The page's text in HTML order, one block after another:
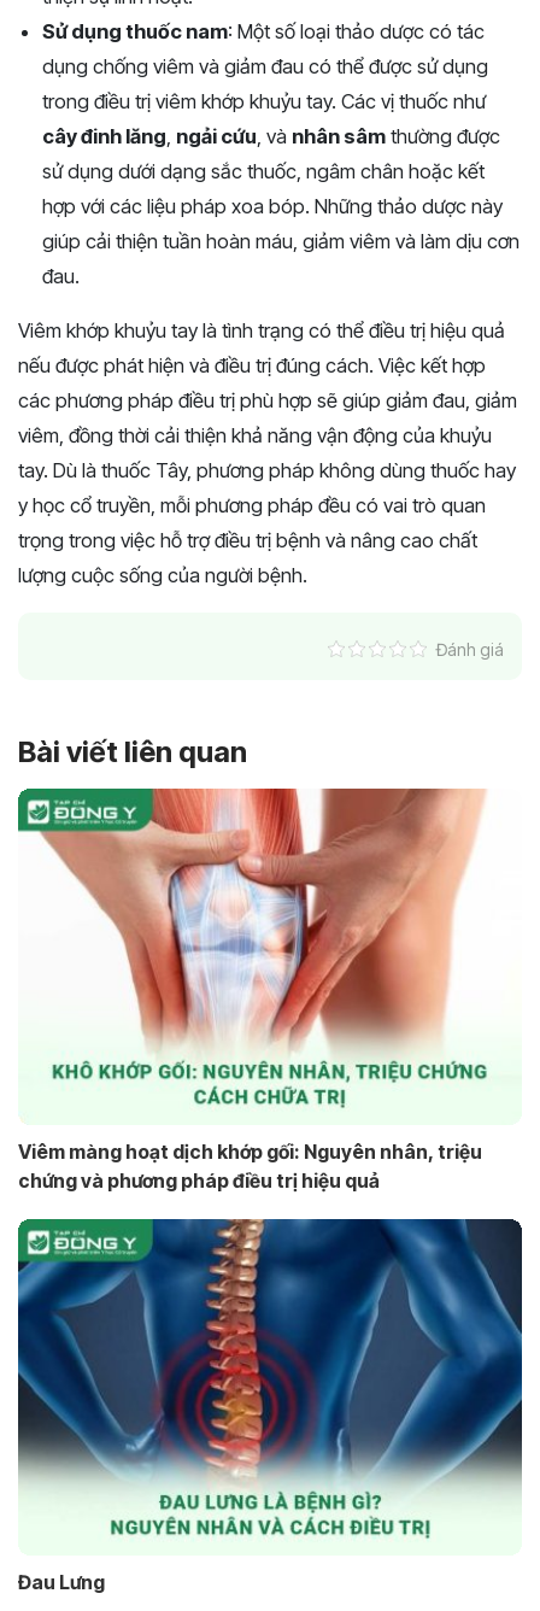
Sử dụng thuốc nam: Một số loại thảo dược có tác
dụng chống viêm và giảm đau có thể được sử dụng
trong điều trị viêm khớp khuỷu tay. Các vị thuốc như
cây đinh lăng ngải cứu , và nhân sâm thường được
sử dụng dưới dạng sắc thuốc, ngâm chân hoặc kết
hợp với các liệu pháp xoa bóp. Những thảo dược này
giúp cải thiện tuần hoàn máu, giảm viêm và làm dịu cơn
đau.
Viêm khớp khuỷu tay là tình trạng có thể điều trị hiệu quả
nếu được phát hiện và điều trị đúng cách. Việc kết hợp
các phương pháp điều trị phù hợp sẽ giúp giảm đau, giảm
viêm, đồng thời cải thiện khả năng vận động của khuỷu
tay. Dù là thuốc Tây, phương pháp không dùng thuốc hay
y học cổ truyền, mỗi phương pháp đều có vai trò quan
trọng trong việc hỗ trợ điều trị bệnh và nâng cao chất
lượng cuộc sống của người bệnh.
Đánh giá
Bài viết liên quan
Viêm màng hoạt dịch khớp gối: Nguyên nhân, triệu
chứng và phương pháp điều trị hiệu quả
Đau Lưng